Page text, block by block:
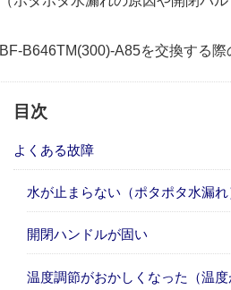
BF-B646TM(300)-A85を交換する際
目次
よくある故障
水が止まらない（ポタポタ水漏れ
開閉ハンドルが固い
温度調節がおかしくなった（温度